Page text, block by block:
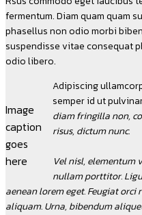
fermentum. Diam quam quam
phasellus non odio morbi
suspendisse vitae consequat
odio libero.
Image
caption
goes
here
Adipiscing
semper id ut
diam fringilla non,
risus, dictum nunc.
Vel nisl, elementum
nullam porttitor.
aenean lorem eget. Feugiat orci
aliquam. Urna, bibendum